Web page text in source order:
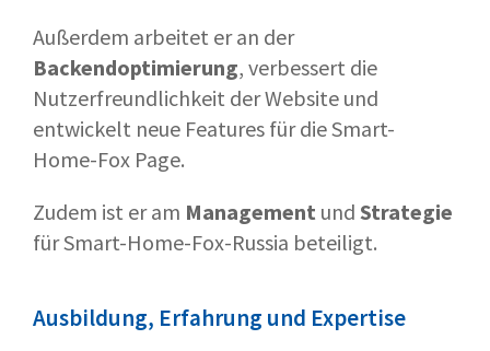
Außerdem arbeitet er an der
Backendoptimierung, verbessert die
Nutzerfreundlichkeit der Website und
entwickelt neue Features für die Smart-
Home-Fox Page.
Zudem ist er am Management und Strategie
für Smart-Home-Fox-Russia beteiligt.
Ausbildung, Erfahrung und Expertise